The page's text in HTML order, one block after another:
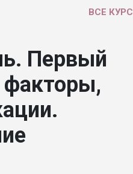
ВСЕ
Первый
факторы,